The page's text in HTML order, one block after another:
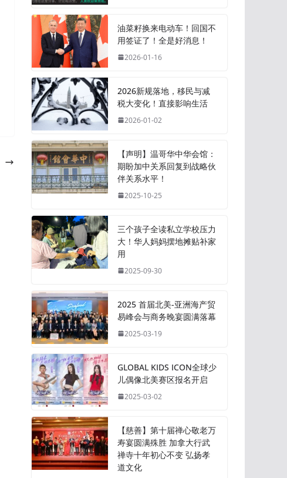
油菜籽换来电动车！回国不
用签证了！全是好消息！
2026-01-16
2026新规落地，移民与减
税大变化！直接影响生活
2026-01-02
【声明】温哥华中华会馆：
期盼加中关系回复到战略伙
伴关系水平！
2025-10-25
三个孩子全读私立学校压力
大！华人妈妈摆地摊贴补家
用
2025-09-30
2025 首届北美-亚洲海产贸
易峰会与商务晚宴圆满落幕
2025-03-19
GLOBAL KIDS ICON全球少
儿偶像北美赛区报名开启
2025-03-02
【慈善】第十届禅心敬老万
寿宴圆满殊胜 加拿大行武
禅寺十年初心不变 弘扬孝
道文化